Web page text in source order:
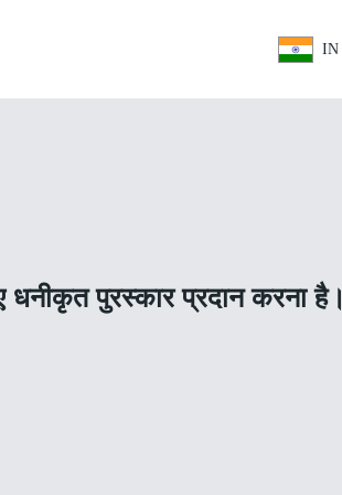
IN
पुरस्कार प्रदान करना है।